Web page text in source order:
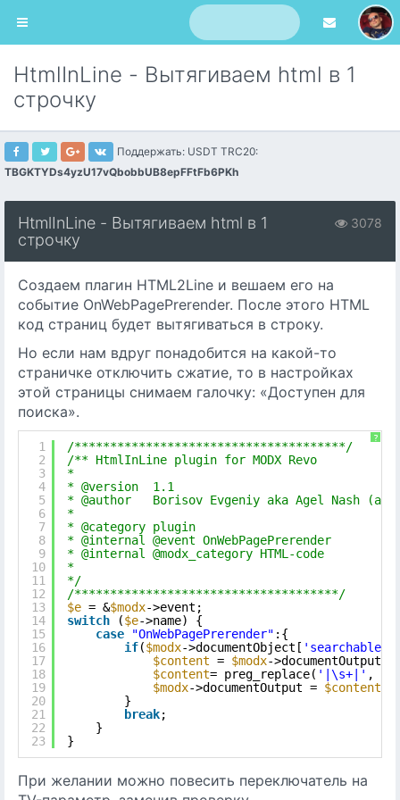
HtmlInLine - Вытягиваем html в 1
строчку
Поддержать: USDT TRC20:
TBGKTYDs4yzU17vQbobbUB8epFFtFb6PKh
3078
HtmlInLine - Вытягиваем html в 1
строчку
Создаем плагин HTML2Line и вешаем его на
событие OnWebPagePrerender. После этого HTML
код страниц будет вытягиваться в строку.
Но если нам вдруг понадобится на какой-то
страничке отключить сжатие, то в настройках
этой страницы снимаем галочку: «Доступен для
поиска».
?
1
2
3
4
5
6
7
8
9
10
11
12
13
14
15
16
17
18
19
20
21
22
23
/**************************************/
/** HtmlInLine plugin for MODX Revo
*
* @version  1.1
* @author   Borisov Evgeniy aka Agel Nash
*
* @category plugin
* @internal @event OnWebPagePrerender
* @internal @modx_category HTML-code
*
*/
/*************************************/
$e = &$modx->event;
switch
($e->name) {
case
"OnWebPagePrerender" :{
if($modx->documentObject[ 'searchable'
$content = $modx->documentOutput;
$content= preg_replace( '|\s+|' ,
$modx->documentOutput = $content
}
break;
}
}
При желании можно повесить переключатель на